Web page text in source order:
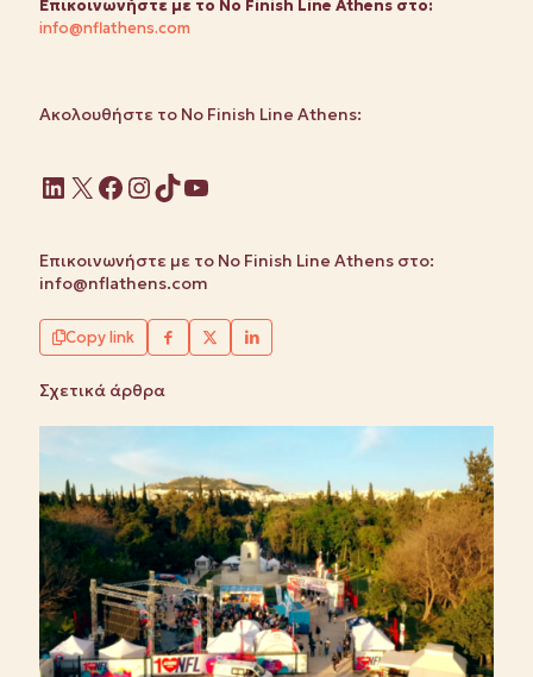
Επικοινωνήστε με το No Finish Line Athens στο:
info@nflathens.com
Ακολουθήστε το No Finish Line Athens:
Linkedin
X Facebook
Instagram
TikTok
YouTube
Επικοινωνήστε με το No Finish Line Athens στο:
info@nflathens.com
Copy link
Σχετικά άρθρα